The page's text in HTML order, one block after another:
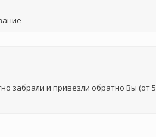
забрали и привезли обратно Вы (от 5